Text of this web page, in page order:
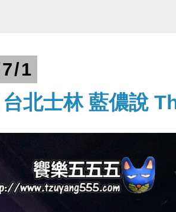
1
台北士林 藍儂說